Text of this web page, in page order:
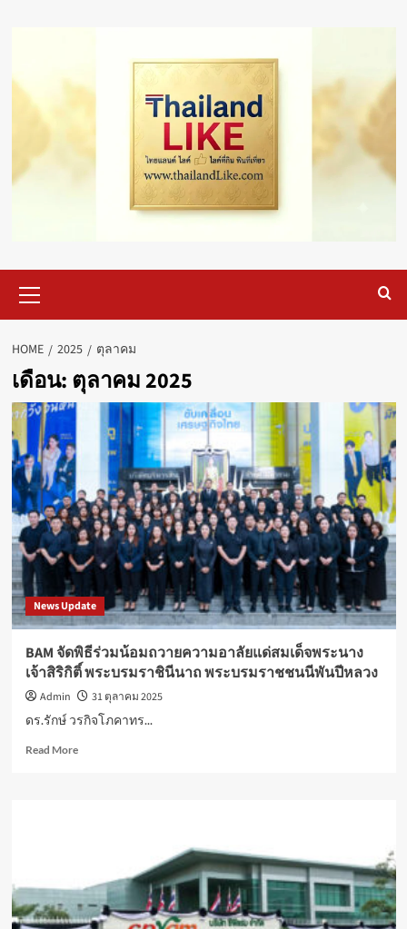
Menu
HOME 2025 ตุลาคม
เดือน: ตุลาคม 2025
News Update
BAM จัดพิธีร่วมน้อมถวายความอาลัยแด่สมเด็จพระนาง
เจ้าสิริกิติ์ พระบรมราชินีนาถ พระบรมราชชนนีพันปีหลวง
Admin
31 ตุลาคม 2025
ดร.รักษ์ วรกิจโภคาทร...
Read MoreRead
ถวาย
ความ
อาลัย